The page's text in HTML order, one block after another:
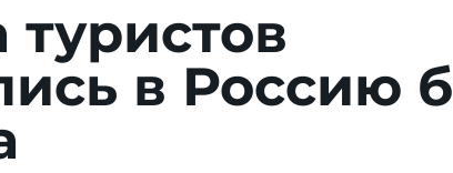
туристов
в Россию